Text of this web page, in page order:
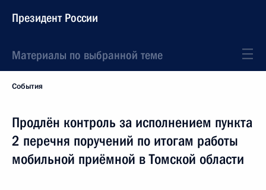
Президент России
Материалы по выбранной теме
События
Продлён контроль за исполнением пункта
2 перечня поручений по итогам работы
мобильной приёмной в Томской области